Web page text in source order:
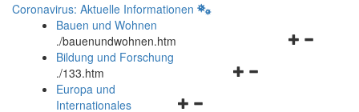
Coronavirus: Aktuelle Informationen
Bauen und Wohnen
./bauenundwohnen.htm
Navigationsmenü
Bildung und Forschung
./133.htm
Navigationsmenü
Europa und
Internationales